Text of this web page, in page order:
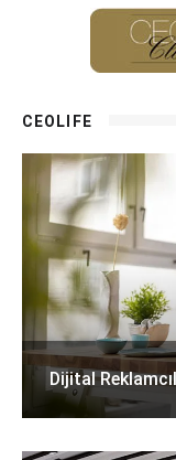
CEOLIFE
Dijital